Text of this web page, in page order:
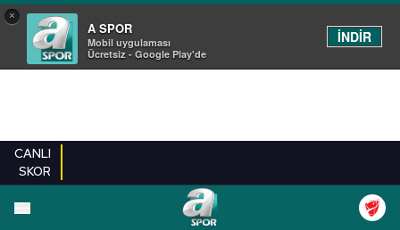
×
A SPOR
Mobil uygulaması
Ücretsiz - Google Play'de
İNDİR
CANLI
SKOR